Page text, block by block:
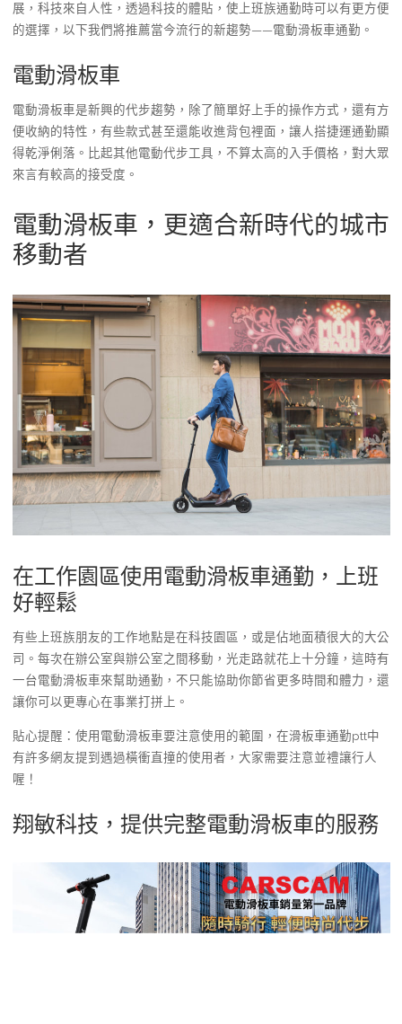
展，科技來自人性，透過科技的體貼，使上班族通勤時可以有更方便
的選擇，以下我們將推薦當今流行的新趨勢——電動滑板車通勤。
電動滑板車
電動滑板車是新興的代步趨勢，除了簡單好上手的操作方式，還有方
便收納的特性，有些款式甚至還能收進背包裡面，讓人搭捷運通勤顯
得乾淨俐落。比起其他電動代步工具，不算太高的入手價格，對大眾
來言有較高的接受度。
電動滑板車，更適合新時代的城市
移動者
在工作園區使用電動滑板車通勤，上班
好輕鬆
有些上班族朋友的工作地點是在科技園區，或是佔地面積很大的大公
司。每次在辦公室與辦公室之間移動，光走路就花上十分鐘，這時有
一台電動滑板車來幫助通勤，不只能協助你節省更多時間和體力，還
讓你可以更專心在事業打拼上。
貼心提醒：使用電動滑板車要注意使用的範圍，在滑板車通勤ptt中
有許多網友提到遇過橫衝直撞的使用者，大家需要注意並禮讓行人
喔！
翔敏科技，提供完整電動滑板車的服務